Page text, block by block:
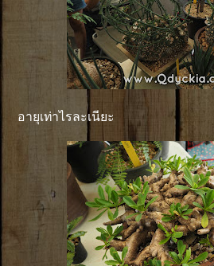
อายุเท่าไรละเนียะ